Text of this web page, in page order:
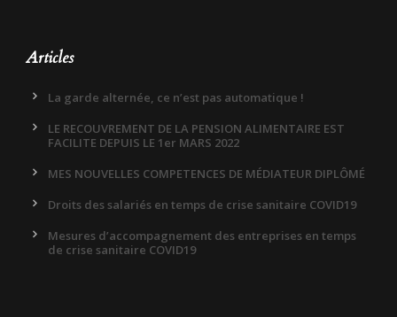
Articles
La garde alternée, ce n’est pas automatique !
LE RECOUVREMENT DE LA PENSION ALIMENTAIRE EST
FACILITE DEPUIS LE 1er MARS 2022
MES NOUVELLES COMPETENCES DE MÉDIATEUR DIPLÔMÉ
Droits des salariés en temps de crise sanitaire COVID19
Mesures d’accompagnement des entreprises en temps
de crise sanitaire COVID19